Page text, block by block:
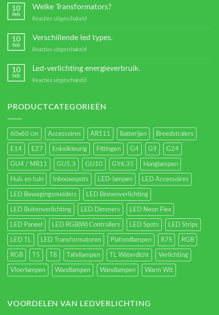
verlichting
10
feb
Welke Transformators?
Reacties uitgeschakeld
Transformators?
10
feb
Verschillende led types.
Reacties uitgeschakeld
10
feb
Led-verlichting energieverbruik.
Reacties uitgeschakeld
energieverbruik.
PRODUCTCATEGORIEËN
60x60 cm Accessoires AR111 Batterijen Breedstralers
E14 E27 Enkelkleurig Fittingen G4 G9 G24
GU4 / MR11 GU5.3 GU10 GY6.35 Hanglampen
Huis en tuin Inbouwspots LED-lampen LED Accessoires
LED Bewegingsmelders LED Binnenverlichting
LED Buitenverlichting LED Dimmers LED Neon Flex
LED Paneel LED RGB(W) Controllers LED Spots LED Strips
LED TL LED Transformatoren Plafondlampen R7S RGB
RGB T5 T8 Tafellampen TL Waterdicht Verlichting
Vloerlampen Wandlampen Wandlampen Warm Wit
VOORDELEN VAN LEDVERLICHTING